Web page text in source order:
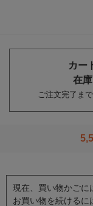
カー
在
ご注文完了ま
現在、買い物かごに
お買い物を続けるに